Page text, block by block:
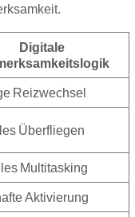
Digitale
Reizwechsel
Überfliegen
Multitasking
Aktivierung